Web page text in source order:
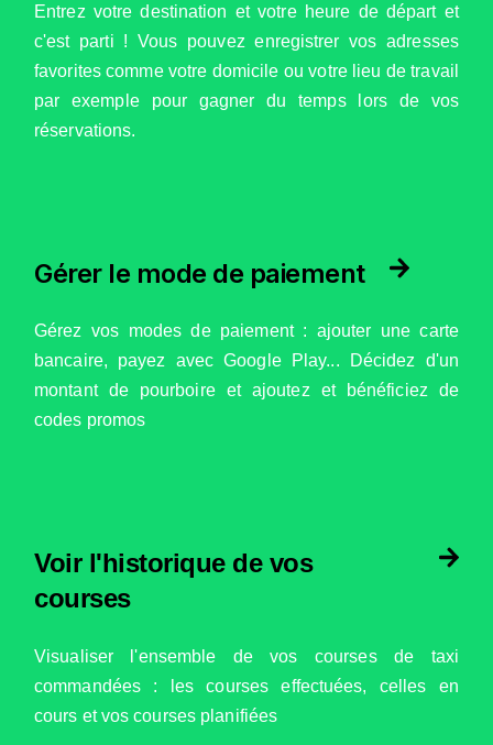
Entrez votre destination et votre heure de départ et
c'est parti ! Vous pouvez enregistrer vos adresses
favorites comme votre domicile ou votre lieu de travail
par exemple pour gagner du temps lors de vos
réservations.
Gérer le mode de paiement
Gérez vos modes de paiement : ajouter une carte
bancaire, payez avec Google Play... Décidez d'un
montant de pourboire et ajoutez et bénéficiez de
codes promos
Voir l'historique de vos
courses
Visualiser l'ensemble de vos courses de taxi
commandées : les courses effectuées, celles en
cours et vos courses planifiées